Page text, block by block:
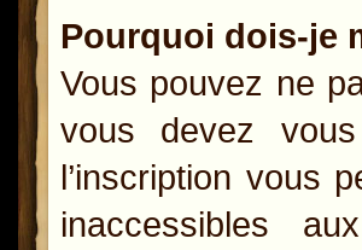
Pourquoi dois-je
Vous pouvez ne
vous devez
l’inscription vous
inaccessibles